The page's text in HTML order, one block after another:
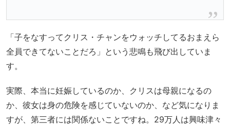
「子をなすってクリス・チャンをウォッチしてるおまえら
全員できてないことだろ」という悲鳴も飛び出していま
す。
実際、本当に妊娠しているのか、クリスは母親になるの
か、彼女は身の危険を感じていないのか、など気になりま
すが、第三者には関係ないことですね。29万人は興味津々